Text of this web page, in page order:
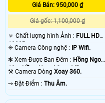
Giá Bán: 950,000 ₫
Giá gốc: 1,100,000 ₫
🔅 Chất lượng hình Ảnh : FULL HD
1080P .
✳️ Camera Công nghệ : IP Wifi.
❃ Xem Được Ban Đêm : Hồng Ngoại
10m Hồng Ngoại Smart IR.
⚒ Camera Dòng Xoay 360.
️⇝ Đặt Điểm : Thu Âm.